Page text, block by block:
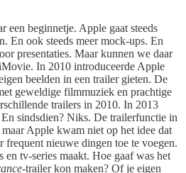
een beginnetje. Apple gaat steeds
En ook steeds meer mock-ups. En
presentaties. Maar kunnen we daar
In 2010 introduceerde Apple
beelden in een trailer gieten. De
geweldige filmmuziek en prachtige
trailers in 2010. In 2013
sindsdien? Niks. De trailerfunctie in
Apple kwam niet op het idee dat
nieuwe dingen toe te voegen.
tv-series maakt. Hoe gaaf was het
-trailer kon maken? Of je eigen